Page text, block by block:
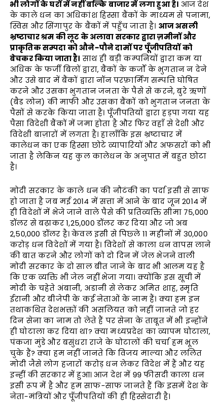
भी लोगों के घरों में नहीं बल्कि बाजार में लगा हुआ है। आज देश
के काले धन का अधिकांश हिस्सा बैंकों के माध्यम से पनामा,
स्विस और सिंगापुर के बैंकों में पहुँच जाता है। आज असली
भ्रष्टाचार श्रम की लूट के अलावा सरकार द्वारा ज़मीनों और
प्राकृतिक सम्पदा को औने-पौने दामों पर पूँजीपतियों को
बेचकर किया जाता है। साथ ही बड़ी कम्पनियों द्वारा कम या
अधिक के फर्जी बिलों द्वारा, बैंकों के कर्जों के भुगतान न देने
और उसे बाद में बैंकों द्वारा नॉन परफ़ार्मिंग सम्पत्ति घोषित
करने और उसका भुगतान जनता के पैसे से करने, बुरे ऋणों
(बैड लोन) की माफी और उसका बैंकों को भुगतान जनता के
पैसों से करके किया जाता है। पूँजीपतियों द्वारा हड़पा गया यह
पैसा विदेशी बैंकों में जमा होता है और फिर वहाँ से देशी और
विदेशी बाज़ारों में लगता है। हालाँकि इस भ्रष्टाचार में
कालेधन का एक हिस्सा छोटे व्यापारियों और अफसरों को भी
जाता है लेकिन यह कुल कालेधन के अनुपात में बहुत छोटा
है।
मोदी सरकार के काले धन की नौटंकी का पर्दा इसी से साफ
हो जाता है जब मई 2014 में सत्ता में आने के बाद जून 2014 में
ही विदेशों में भेजे जाने वाले पैसे की प्रतिव्यक्ति सीमा 75,000
डॉलर से बढ़ाकर 1,25,000 डॉलर कर दिया और जो अब
2,50,000 डॉलर है। केवल इसी से पिछ्ले 11 महीनों में 30,000
करोड़ धन विदेशों में गया है। विदेशों से काला धन वापस लाने
की बात करने और लोगों को दो दिन में जेल भेजने वाली
मोदी सरकार के दो साल बीत जाने के बाद भी आलम यह है
कि एक व्यक्ति भी जेल नहीं भेजा गया। क्योंकि इस सूची में
मोदी के चहेते अंबानी, अडानी से लेकर अमित शाह, स्मृति
ईरानी और बीजेपी के कई नेताओं के नाम हैं। क्या हम इन
तथाकथित देशभक्तों की असलियत को नहीं जानते जो हर
दिन सेना का नाम तो लेते हैं पर सेना के ताबूत में भी इन्होंने
ही घोटाला कर दिया था? क्या मध्यप्रदेश का व्यापम घोटाला,
पंकजा मुंडे और बसुंधरा राजे के घोटालों की चर्चा हम भूल
चुके हैं? क्या हम नहीं जानते कि विजय माल्या और ललित
मोदी जैसे लोग हजारों करोड़ धन लेकर विदेश में हैं और यह
इन्हीं की सरकार में हुआ। आज देश में 99 फीसदी काला धन
इसी रूप में है और हम साफ-साफ जानते हैं कि इसमें देश के
नेता-मंत्रियों और पूँजीपतियों की ही हिस्सेदारी है।